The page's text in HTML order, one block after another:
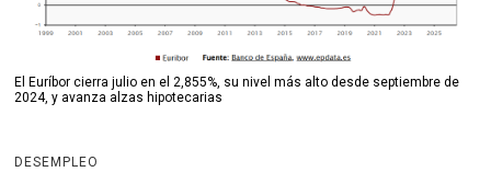
El Euríbor cierra julio en el 2,855%, su nivel más alto desde septiembre de
2024, y avanza alzas hipotecarias
DESEMPLEO